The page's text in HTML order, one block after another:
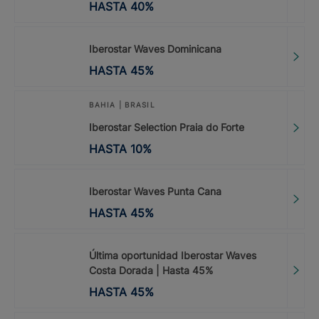
HASTA 40%
Iberostar Waves Dominicana
HASTA 45%
BAHIA | BRASIL
Iberostar Selection Praia do Forte
HASTA 10%
Iberostar Waves Punta Cana
HASTA 45%
Última oportunidad Iberostar Waves
Costa Dorada | Hasta 45%
HASTA 45%